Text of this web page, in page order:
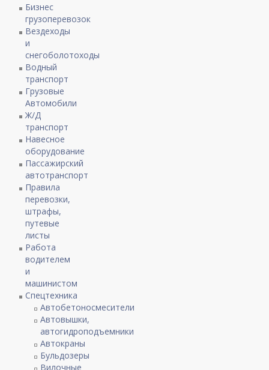
Бизнес
грузоперевозок
Вездеходы
и
снегоболотоходы
Водный
транспорт
Грузовые
Автомобили
Ж/Д
транспорт
Навесное
оборудование
Пассажирский
автотранспорт
Правила
перевозки,
штрафы,
путевые
листы
Работа
водителем
и
машинистом
Спецтехника
Автобетоносмесители
Автовышки,
автогидроподъемники
Автокраны
Бульдозеры
Вилочные